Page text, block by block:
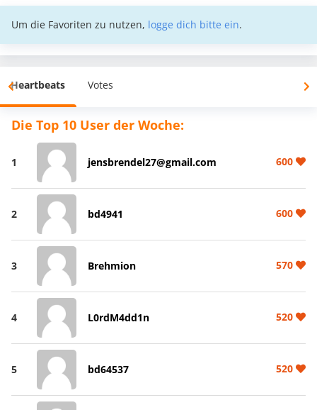
Um die Favoriten zu nutzen, logge dich bitte ein.
Heartbeats Votes
Die Top 10 User der Woche:
1 jensbrendel27@gmail.com 600
2 bd4941 600
3 Brehmion 570
4 L0rdM4dd1n 520
5 bd64537 520